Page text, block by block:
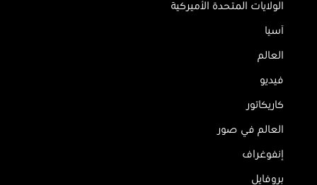
الولايات المتحدة الأميركية
آسيا
العالم
فيديو
كاريكاتور
العالم في صور
إنفوغراف
بروفايل